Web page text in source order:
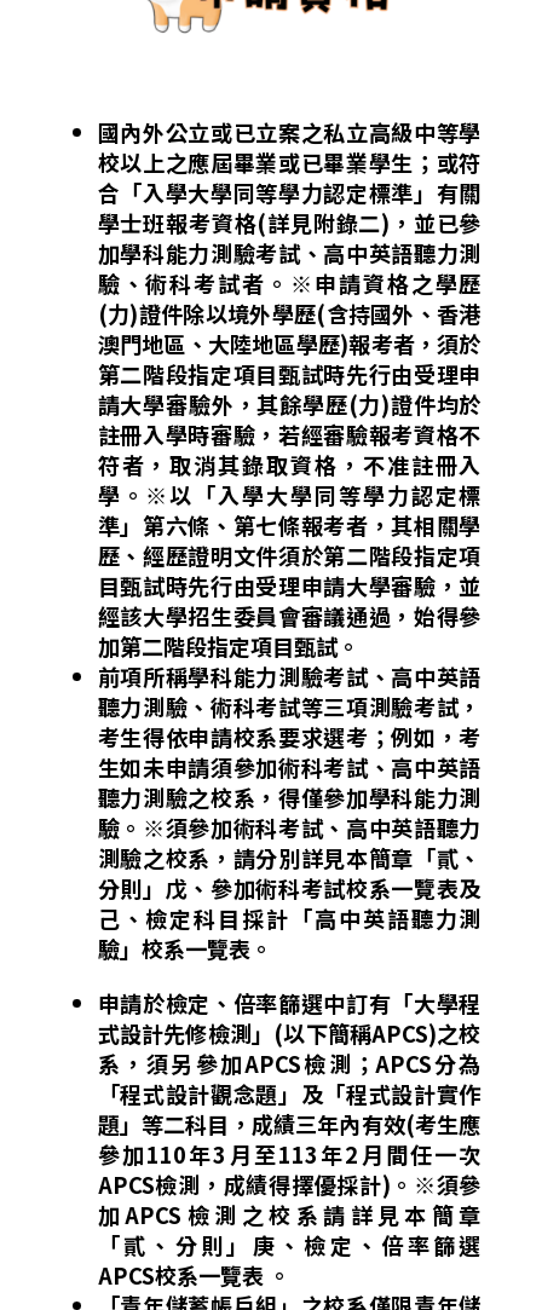
國內外公立或已立案之私立高級中等學
校以上之應屆畢業或已畢業學生；或符
合「入學大學同等學力認定標準」有關
學士班報考資格(詳見附錄二)，並已參
加學科能力測驗考試、高中英語聽力測
驗、術科考試者。※申請資格之學歷
(力)證件除以境外學歷(含持國外、香港
澳門地區、大陸地區學歷)報考者，須於
第二階段指定項目甄試時先行由受理申
請大學審驗外，其餘學歷(力)證件均於
註冊入學時審驗，若經審驗報考資格不
符者，取消其錄取資格，不准註冊入
學。※以「入學大學同等學力認定標
準」第六條、第七條報考者，其相關學
歷、經歷證明文件須於第二階段指定項
目甄試時先行由受理申請大學審驗，並
經該大學招生委員會審議通過，始得參
加第二階段指定項目甄試。
前項所稱學科能力測驗考試、高中英語
聽力測驗、術科考試等三項測驗考試，
考生得依申請校系要求選考；例如，考
生如未申請須參加術科考試、高中英語
聽力測驗之校系，得僅參加學科能力測
驗。 ※須參加術科考試、高中英語聽力
測驗之校系，請分別詳見本簡章「貳、
分則」戊、參加術科考試校系一覽表及
己、檢定科目採計「高中英語聽力測
驗」校系一覽表。
申請於檢定、倍率篩選中訂有「大學程
式設計先修檢測」(以下簡稱APCS)之校
系，須另參加APCS檢測；APCS分為
「程式設計觀念題」及「程式設計實作
題」等二科目，成績三年內有效(考生應
參加110年3月至113年2月間任一次
APCS檢測，成績得擇優採計)。 ※須參
加APCS檢測之校系請詳見本簡章
「貳、分則」庚、檢定、倍率篩選
APCS校系一覽表 。